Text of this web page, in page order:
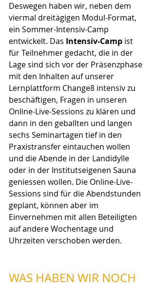
Deswegen haben wir, neben dem
viermal dreitägigen Modul-Format,
ein Sommer-Intensiv-Camp
entwickelt. Das Intensiv-Camp ist
für Teilnehmer gedacht, die in der
Lage sind sich vor der Präsenzphase
mit den Inhalten auf unserer
Lernplattform Change8 intensiv zu
beschäftigen, Fragen in unseren
Online-Live-Sessions zu klären und
dann in den geballten und langen
sechs Seminartagen tief in den
Praxistransfer eintauchen wollen
und die Abende in der Landidylle
oder in der Institutseigenen Sauna
geniessen wollen. Die Online-Live-
Sessions sind für die Abendstunden
geplant, können aber im
Einvernehmen mit allen Beteiligten
auf andere Wochentage und
Uhrzeiten verschoben werden.
WAS HABEN WIR NOCH